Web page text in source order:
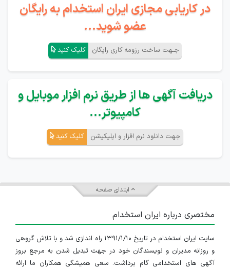
در کاریابی مجازی ایران استخدام به رایگان
عضو شوید...
جـهت ساخت رزومه کاری رایگان کلیک کنید
دریافت آگهی ها از طریق نرم افزار موبایل و
کامپیوتر...
جهت دانلود نرم افزار و اپلیکیشن کلیک کنید
ابتدای صفحه
مختصری درباره ایران استخدام
سایت ایران استخدام در تاریخ ۱۳۹۱/۱/۱۰ راه اندازی شد و با تلاش گروهی
و روزانه مدیران و نویسندگان خود در جهت تبدیل شدن به مرجع بروز
آگهی های استخدامی گام برداشت. سعی همیشگی همکاران ما ارائه